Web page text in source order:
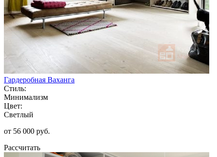
Гардеробная Ваханга
Стиль:
Минимализм
Цвет:
Светлый
от 56 000 руб.
Рассчитать